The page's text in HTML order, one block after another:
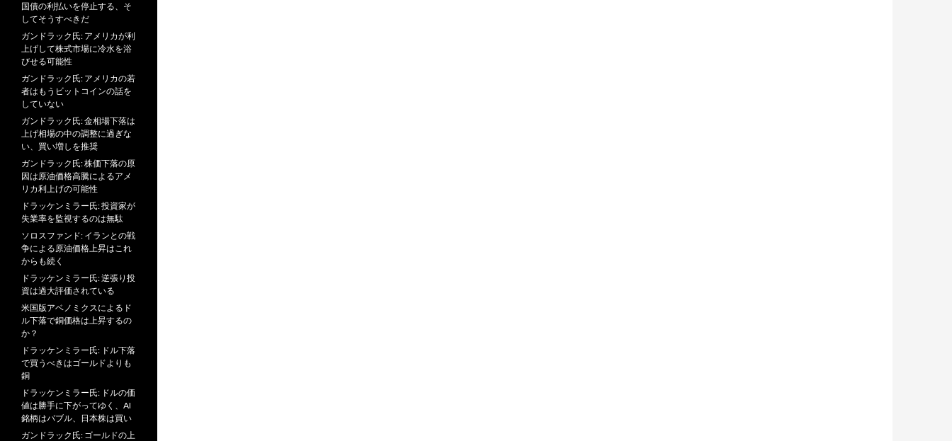
国債の利払いを停止する、そ
してそうすべきだ
ガンドラック氏: アメリカが利
上げして株式市場に冷水を浴
びせる可能性
ガンドラック氏: アメリカの若
者はもうビットコインの話を
していない
ガンドラック氏: 金相場下落は
上げ相場の中の調整に過ぎな
い、買い増しを推奨
ガンドラック氏: 株価下落の原
因は原油価格高騰によるアメ
リカ利上げの可能性
ドラッケンミラー氏: 投資家が
失業率を監視するのは無駄
ソロスファンド: イランとの戦
争による原油価格上昇はこれ
からも続く
ドラッケンミラー氏: 逆張り投
資は過大評価されている
米国版アベノミクスによるド
ル下落で銅価格は上昇するの
か？
ドラッケンミラー氏: ドル下落
で買うべきはゴールドよりも
銅
ドラッケンミラー氏: ドルの価
値は勝手に下がってゆく、AI
銘柄はバブル、日本株は買い
ガンドラック氏: ゴールドの上